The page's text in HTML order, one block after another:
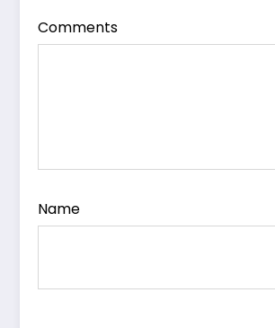
Comments
Name